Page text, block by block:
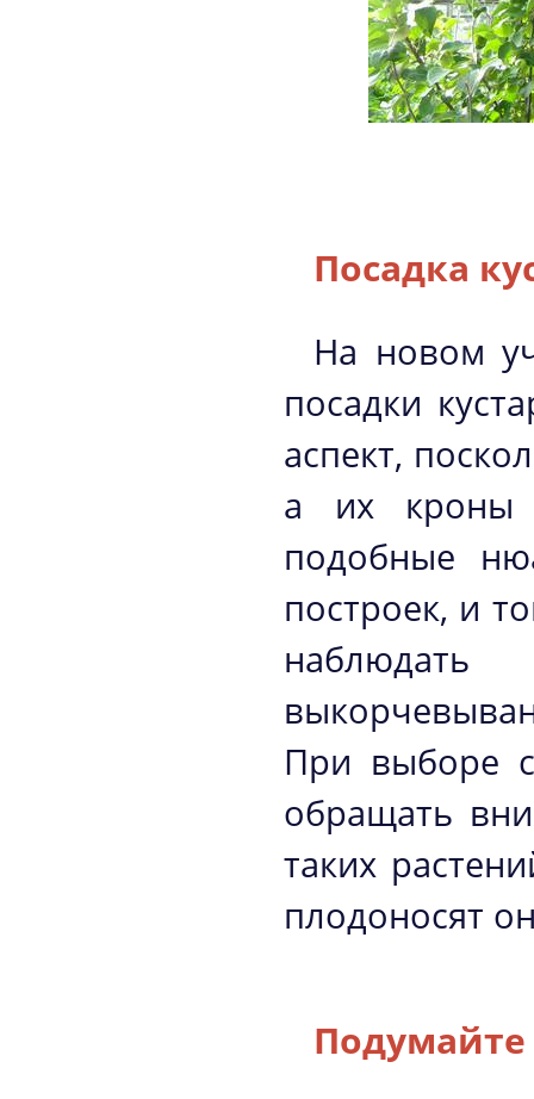
Посадка
На новом
посадки
аспект,
а их кроны
подобные
построек, и
При выборе
обращать
таких
плодоносят